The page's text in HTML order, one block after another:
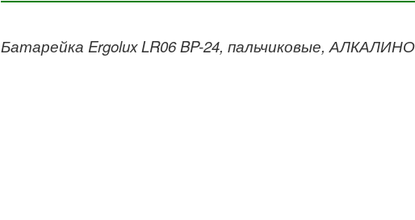
Батарейка Ergolux LR06 BP-24, пальчиковые,